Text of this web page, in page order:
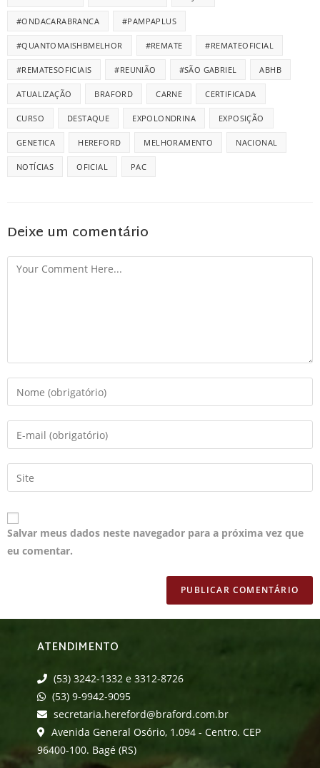
#ONDACARABRANCA #PAMPAPLUS
#QUANTOMAISHBMELHOR #REMATE #REMATEOFICIAL
#REMATESOFICIAIS #REUNIÃO #SÃO GABRIEL ABHB
ATUALIZAÇÃO BRAFORD CARNE CERTIFICADA
CURSO DESTAQUE EXPOLONDRINA EXPOSIÇÃO
GENETICA HEREFORD MELHORAMENTO NACIONAL
NOTÍCIAS OFICIAL PAC
Deixe um comentário
Salvar meus dados neste navegador para a próxima vez que
eu comentar.
ATENDIMENTO
(53) 3242-1332 e 3312-8726
(53) 9-9942-9095
secretaria.hereford@braford.com.br
Avenida General Osório, 1.094 - Centro. CEP
96400-100. Bagé (RS)